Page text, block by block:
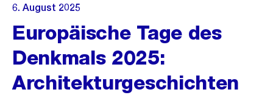
6. August 2025
Europäische Tage des
Denkmals 2025:
Architekturgeschichten